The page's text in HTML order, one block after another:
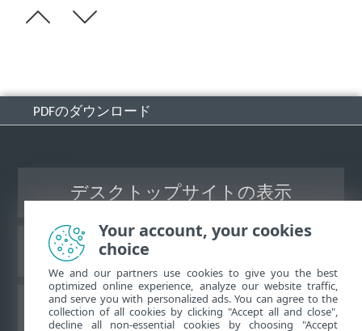
PDFのダウンロード
デスクトップサイトの表示
ESETナレッジベース
ESETフォーラム
Your account, your cookies
choice
We and our partners use cookies to give you the best
optimized online experience, analyze our website traffic,
and serve you with personalized ads. You can agree to the
collection of all cookies by clicking "Accept all and close",
decline all non-essential cookies by choosing "Accept